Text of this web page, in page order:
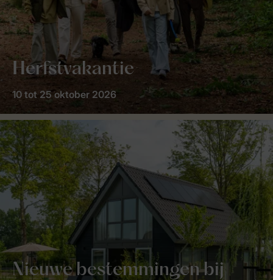
Herfstvakantie
10 tot 25 oktober 2026
Nieuwe bestemmingen bij